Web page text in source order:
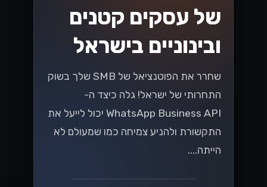
של עסקים קטנים
ובינוניים בישראל
שחרר את הפוטנציאל של SMB שלך בשוק
התחרותי של ישראל! גלה כיצד ה-
WhatsApp Business API יכול לייעל את
התקשורת ולהניע צמיחה כמו שמעולם לא
הייתה....